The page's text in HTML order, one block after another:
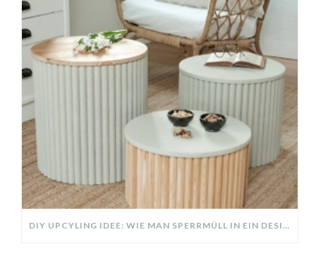
DIY UPCYLING IDEE: WIE MAN SPERRMÜLL IN EIN DESIGNER TEIL VERWANDELT